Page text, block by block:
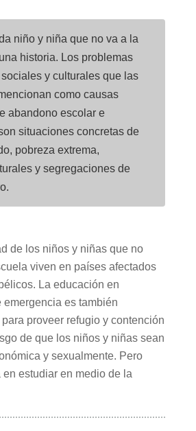
niño y niña que no va a la
historia. Los problemas
y culturales que las
como causas
abandono escolar e
situaciones concretas de
pobreza extrema,
y segregaciones de
de los niños y niñas que no
viven en países afectados
La educación en
emergencia es también
proveer refugio y contención
de que los niños y niñas sean
y sexualmente. Pero
estudiar en medio de la